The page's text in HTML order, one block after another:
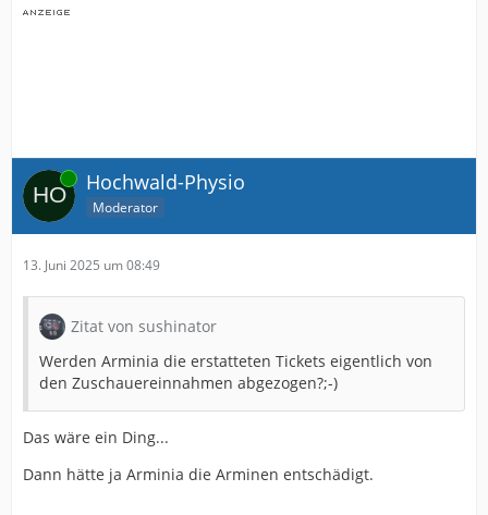
Online Hochwald-Physio
Moderator
13. Juni 2025 um 08:49
Zitat von sushinator
Werden Arminia die erstatteten Tickets eigentlich von
den Zuschauereinnahmen abgezogen?;-)
Das wäre ein Ding...
Dann hätte ja Arminia die Arminen entschädigt.